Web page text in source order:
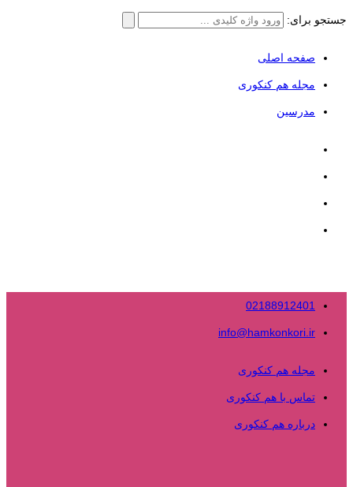
جستجو برای:
صفحه اصلی
مجله هم کنکوری
مدرسین
02188912401
info@hamkonkori.ir
مجله هم کنکوری
تماس با هم کنکوری
درباره هم کنکوری